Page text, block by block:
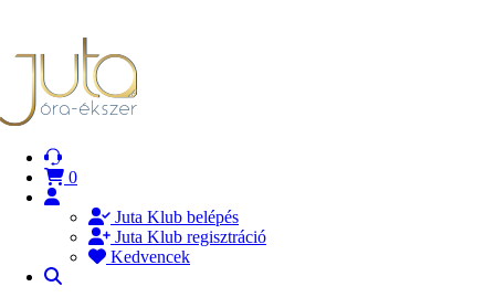
0
Juta Klub belépés
Juta Klub regisztráció
Kedvencek